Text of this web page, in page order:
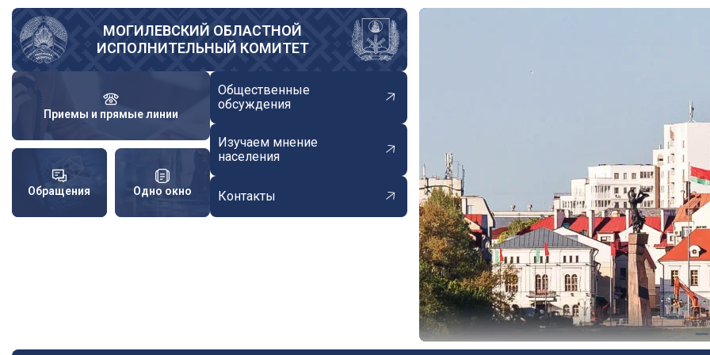
Перейти
основному
содержанию
МОГИЛЕВСКИЙ ОБЛАСТНОЙ
ИСПОЛНИТЕЛЬНЫЙ КОМИТЕТ
Приемы и прямые линии
Обращения Одно окно
Общественные
обсуждения
Изучаем мнение
населения
Контакты